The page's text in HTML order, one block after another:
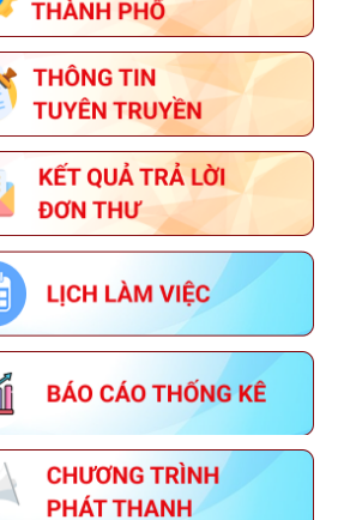
SẢN PHẨM OCOP TẠI ĐÀ NẴNG
THÔNG TIN VỀ ĐOÀN GIAO DỊCH
XÚC TIẾN THƯƠNG MẠI TẠI LIÊN
BANG NGA
THÔNG BÁO HỘI THI SẢN PHẨM
THỦ CÔNG MỸ NGHỆ VIỆT NAM
NĂM 2026
KẾ HOẠCH TỔ CHỨC GIẢI BÁO CHÍ
VỀ XÂY DỰNG ĐẢNG (GIẢI BÚA
LIỀM VÀNG) THÀNH PHỐ ĐÀ
THÔNG BÁO VỀ VIỆC TUYỂN DỤNG